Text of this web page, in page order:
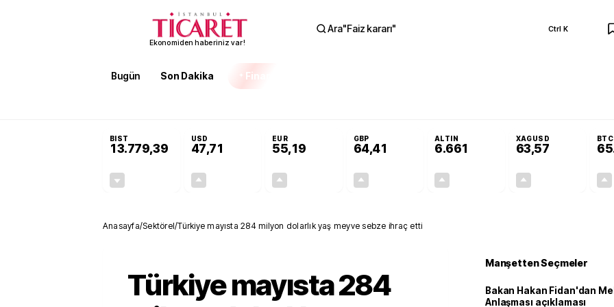
Ekonomiden haberiniz var!
Ara"Faiz kararı" Ctrl K
Bugün Son Dakika Finans
BIST
13.779,39
USD
47,71
EUR
55,19
GBP
64,41
ALTIN
6.661
XAGUSD
63,57
BTC
Anasayfa/Sektörel/Türkiye mayısta 284 milyon dolarlık yaş meyve sebze ihraç etti
Türkiye mayısta 284
Manşetten Seçmeler
Bakan Hakan Fidan'dan
Anlaşması açıklaması